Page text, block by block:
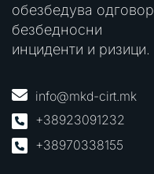
обезбедува
безбедносни
инциденти и ризици.
info@mkd-cirt.mk
+38923091232
+38970338155